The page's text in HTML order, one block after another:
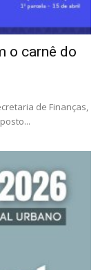
o carnê do
de Finanças,